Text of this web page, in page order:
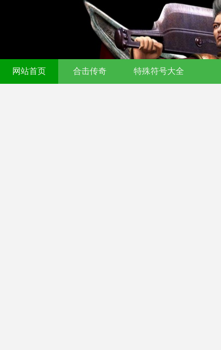
网站首页 合击传奇 特殊符号大全